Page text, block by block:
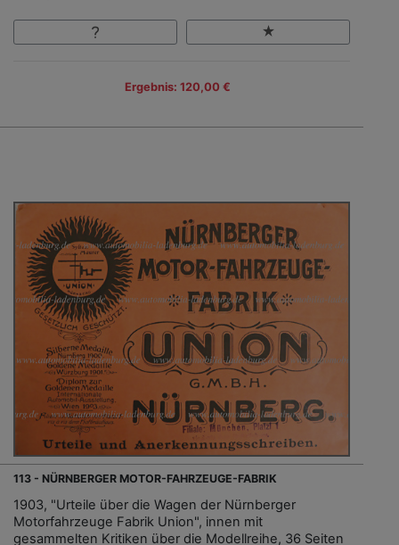
Ergebnis: 120,00 €
113 - NÜRNBERGER MOTOR-FAHRZEUGE-FABRIK
1903, "Urteile über die Wagen der Nürnberger
Motorfahrzeuge Fabrik Union", innen mit
gesammelten Kritiken über die Modellreihe, 36 Seiten